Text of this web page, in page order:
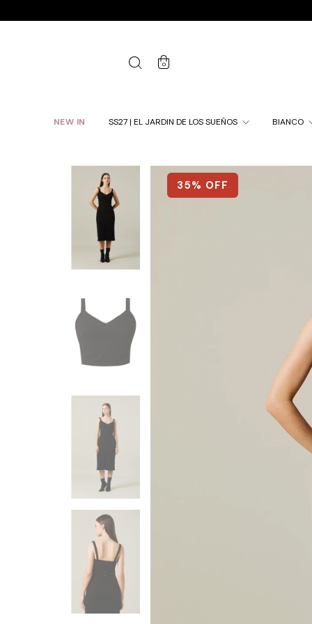
0
NEW IN SS27 | EL JARDIN DE LOS SUEÑOS BIANCO
35% OFF